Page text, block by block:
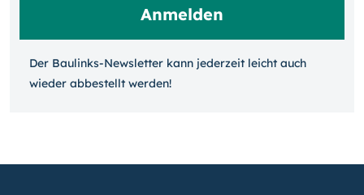
Der Baulinks-Newsletter kann jeder­zeit leicht auch
wieder ab­bestellt werden!